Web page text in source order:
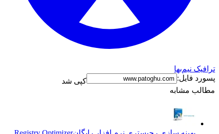
ترافیک نیم‌بها
پسورد فایل:
کپی شد
مطالب مشابه